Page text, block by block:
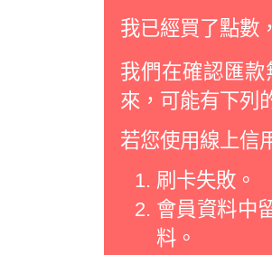
我已經買了點數
我們在確認匯
來，可能有下列
若您使用線上信
刷卡失敗。
會員資料中
料。